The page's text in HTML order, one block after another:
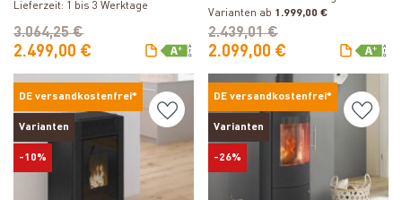
Lieferzeit: 1 bis 3 Werktage
2.499,00 €
3.064,25 €
Varianten ab 1.999,00 €
2.099,00 €
2.439,01 €
DE versandkostenfrei*
Varianten
-10%
DE versandkostenfrei*
Varianten
-26%